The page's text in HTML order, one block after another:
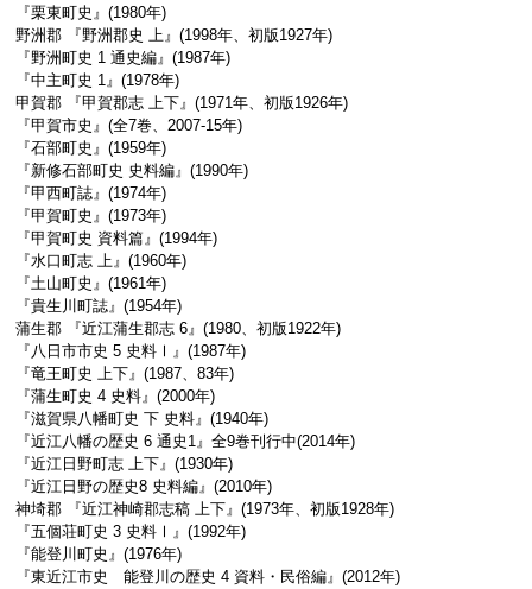
『栗東町史』(1980年)
野洲郡 『野洲郡史 上』(1998年、初版1927年)
『野洲町史 1 通史編』(1987年)
『中主町史 1』(1978年)
甲賀郡 『甲賀郡志 上下』(1971年、初版1926年)
『甲賀市史』(全7巻、2007-15年)
『石部町史』(1959年)
『新修石部町史 史料編』(1990年)
『甲西町誌』(1974年)
『甲賀町史』(1973年)
『甲賀町史 資料篇』(1994年)
『水口町志 上』(1960年)
『土山町史』(1961年)
『貴生川町誌』(1954年)
蒲生郡 『近江蒲生郡志 6』(1980、初版1922年)
『八日市市史 5 史料Ⅰ』(1987年)
『竜王町史 上下』(1987、83年)
『蒲生町史 4 史料』(2000年)
『滋賀県八幡町史 下 史料』(1940年)
『近江八幡の歴史 6 通史1』全9巻刊行中(2014年)
『近江日野町志 上下』(1930年)
『近江日野の歴史8 史料編』(2010年)
神埼郡 『近江神崎郡志稿 上下』(1973年、初版1928年)
『五個荘町史 3 史料Ⅰ』(1992年)
『能登川町史』(1976年)
『東近江市史 能登川の歴史 4 資料・民俗編』(2012年)